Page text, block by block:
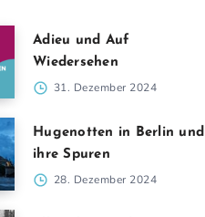
Adieu und Auf
Wiedersehen
31. Dezember 2024
Hugenotten in Berlin und
ihre Spuren
28. Dezember 2024